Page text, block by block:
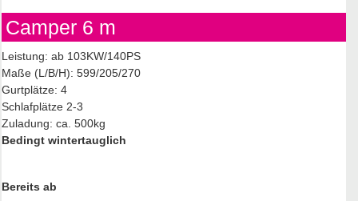
Camper 6 m
Leistung: ab 103KW/140PS
Maße (L/B/H): 599/205/270
Gurtplätze: 4
Schlafplätze 2-3
Zuladung: ca. 500kg
Bedingt wintertauglich
Bereits ab